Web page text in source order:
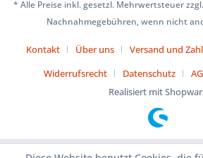
* Alle Preise inkl. gesetzl. Mehrwertsteuer zzgl.
Nachnahmegebühren, wenn nicht
Kontakt Über uns
Versand und
Widerrufsrecht
Datenschutz
Realisiert mit